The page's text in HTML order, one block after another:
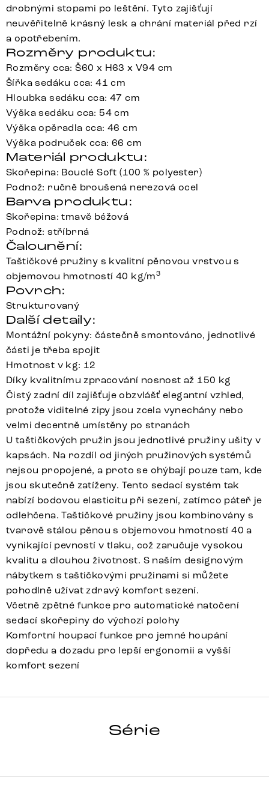
drobnými stopami po leštění. Tyto zajišťují
neuvěřitelně krásný lesk a chrání materiál před rzí
a opotřebením.
Rozměry produktu:
Rozměry cca: Š60 x H63 x V94 cm
Šířka sedáku cca: 41 cm
Hloubka sedáku cca: 47 cm
Výška sedáku cca: 54 cm
Výška opěradla cca: 46 cm
Výška područek cca: 66 cm
Materiál produktu:
Skořepina: Bouclé Soft (100 % polyester)
Podnož: ručně broušená nerezová ocel
Barva produktu:
Skořepina: tmavě béžová
Podnož: stříbrná
Čalounění:
Taštičkové pružiny s kvalitní pěnovou vrstvou s
objemovou hmotností 40 kg/m3
Povrch:
Strukturovaný
Další detaily:
Montážní pokyny: částečně smontováno, jednotlivé
části je třeba spojit
Hmotnost v kg: 12
Díky kvalitnímu zpracování nosnost až 150 kg
Čistý zadní díl zajišťuje obzvlášť elegantní vzhled,
protože viditelné zipy jsou zcela vynechány nebo
velmi decentně umístěny po stranách
U taštičkových pružin jsou jednotlivé pružiny ušity v
kapsách. Na rozdíl od jiných pružinových systémů
nejsou propojené, a proto se ohýbají pouze tam, kde
jsou skutečně zatíženy. Tento sedací systém tak
nabízí bodovou elasticitu při sezení, zatímco páteř je
odlehčena. Taštičkové pružiny jsou kombinovány s
tvarově stálou pěnou s objemovou hmotností 40 a
vynikající pevností v tlaku, což zaručuje vysokou
kvalitu a dlouhou životnost. S naším designovým
nábytkem s taštičkovými pružinami si můžete
pohodlně užívat zdravý komfort sezení.
Včetně zpětné funkce pro automatické natočení
sedací skořepiny do výchozí polohy
Komfortní houpací funkce pro jemné houpání
dopředu a dozadu pro lepší ergonomii a vyšší
komfort sezení
Série
ZELIA-FLEX